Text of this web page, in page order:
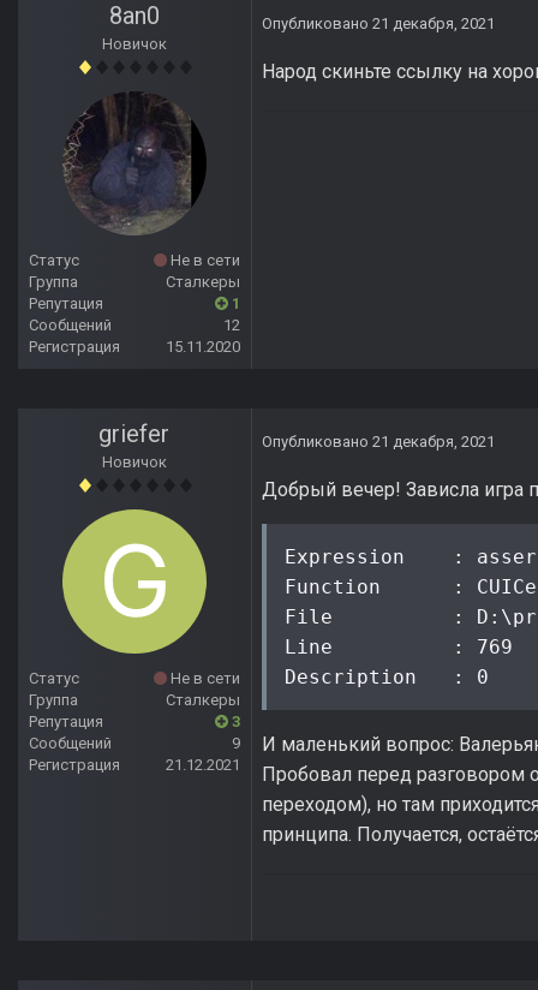
8an0
Новичок
Статус
Не в сети
Группа
Сталкеры
Репутация
1
Сообщений
12
Регистрация
15.11.2020
Опубликовано 21 декабря, 2021
Народ скиньте ссылку на
griefer
Новичок
Статус
Не в сети
Группа
Сталкеры
Репутация
3
Сообщений
9
Регистрация
21.12.2021
Опубликовано 21 декабря, 2021
Добрый вечер! Зависла игра
Expression    :
Function      :
File          :
Line          : 769
Description   : 0
И маленький вопрос:
Пробовал перед разговором
переходом), но там
принципа. Получается,